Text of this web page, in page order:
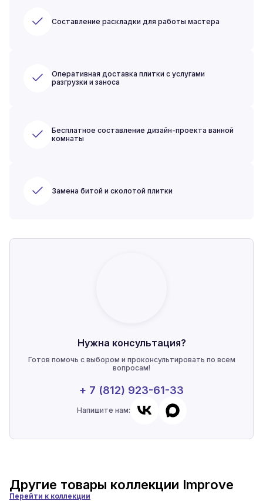
Составление раскладки для работы мастера
Оперативная доставка плитки с услугами
разгрузки и заноса
Бесплатное составление дизайн-проекта ванной
комнаты
Замена битой и сколотой плитки
Нужна консультация?
Готов помочь с выбором и проконсультировать по всем
вопросам!
+ 7 (812) 923-61-33
Напишите нам:
Другие товары коллекции Improve
Перейти к коллекции